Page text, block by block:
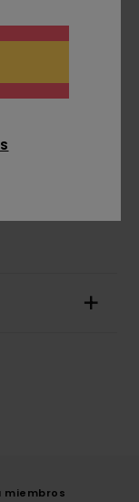
el pecho
el bolsillo de
integral
miembros